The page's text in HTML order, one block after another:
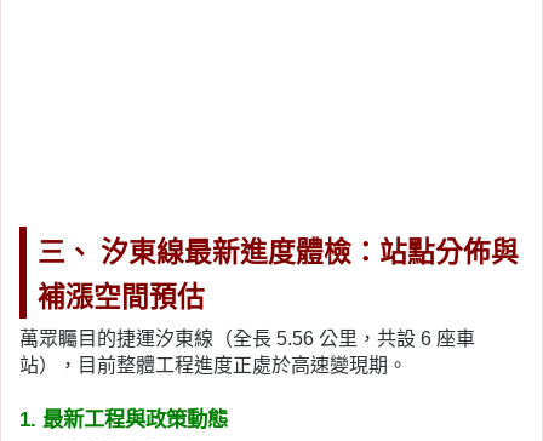
三、 汐東線最新進度體檢：站點分佈與
補漲空間預估
萬眾矚目的捷運汐東線（全長 5.56 公里，共設 6 座車
站），目前整體工程進度正處於高速變現期。
1. 最新工程與政策動態